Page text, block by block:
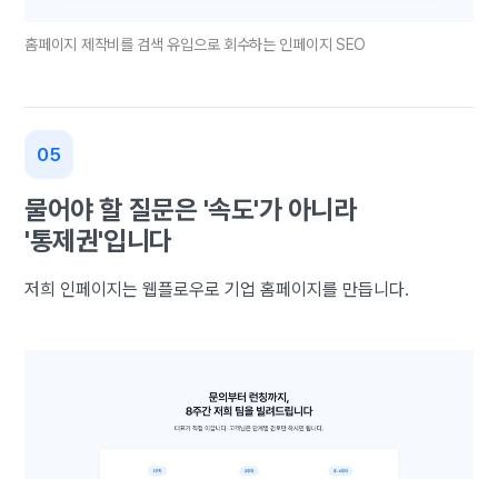
홈페이지 제작비를 검색 유입으로 회수하는 인페이지 SEO
물어야 할 질문은 '속도'가 아니라
'통제권'입니다
저희 인페이지는 웹플로우로 기업 홈페이지를 만듭니다.